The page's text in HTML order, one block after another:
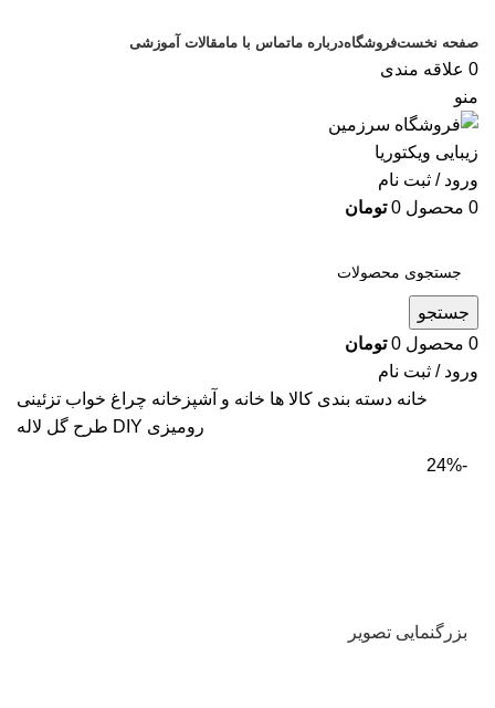
صفحه نخستفروشگاهدرباره ماتماس با مامقالات آموزشی
0 علاقه مندی
منو
ورود / ثبت نام
0 محصول 0 تومان
جستجو
0 محصول 0 تومان
ورود / ثبت نام
خانه دسته بندی کالا ها خانه و آشپزخانه چراغ خواب تزئینی
رومیزی DIY طرح گل لاله
-24%
بزرگنمایی تصویر